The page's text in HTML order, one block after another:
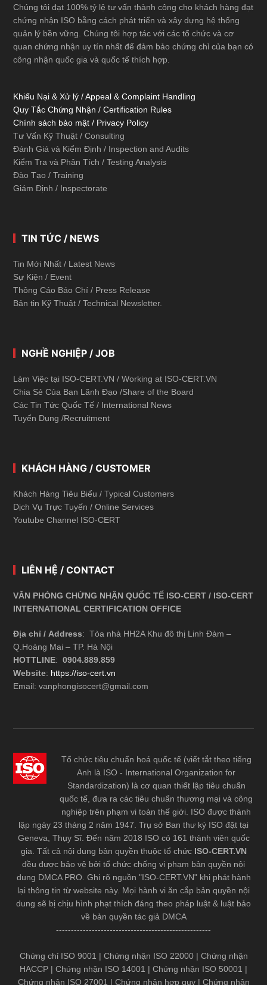
Chúng tôi đạt 100% tỷ lệ tư vấn thành công cho khách hàng đạt
chứng nhận ISO bằng cách phát triển và xây dựng hệ thống
quản lý bền vững. Chúng tôi hợp tác với các tổ chức và cơ
quan chứng nhận uy tín nhất để đảm bảo chứng chỉ của bạn có
công nhận quốc gia và quốc tế thích hợp.
Khiếu Nại & Xử lý / Appeal & Complaint Handling
Quy Tắc Chứng Nhận / Certification Rules
Chính sách bảo mật / Privacy Policy
Tư Vấn Kỹ Thuật / Consulting
Đánh Giá và Kiểm Định / Inspection and Audits
Kiểm Tra và Phân Tích / Testing Analysis
Đào Tạo / Training
Giám Định / Inspectorate
TIN TỨC / NEWS
Tin Mới Nhất / Latest News
Sự Kiện / Event
Thông Cáo Báo Chí / Press Release
Bản tin Kỹ Thuật / Technical Newsletter.
NGHỀ NGHIỆP / JOB
Làm Việc tại ISO-CERT.VN / Working at ISO-CERT.VN
Chia Sẻ Của Ban Lãnh Đạo /Share of the Board
Các Tin Tức Quốc Tế / International News
Tuyển Dụng /Recruitment
KHÁCH HÀNG / CUSTOMER
Khách Hàng Tiêu Biểu / Typical Customers
Dịch Vụ Trực Tuyến / Online Services
Youtube Channel ISO-CERT
LIÊN HỆ / CONTACT
VĂN PHÒNG CHỨNG NHẬN QUỐC TẾ ISO-CERT / ISO-CERT
INTERNATIONAL CERTIFICATION OFFICE
Địa chỉ / Address: Tòa nhà HH2A Khu đô thị Linh Đàm –
Q.Hoàng Mai – TP. Hà Nội
HOTTLINE: 0904.889.859
Website: https://iso-cert.vn
Email: vanphongisocert@gmail.com
Tổ chức tiêu chuẩn hoá quốc tế (viết tắt theo tiếng
Anh là ISO - International Organization for
Standardization) là cơ quan thiết lập tiêu chuẩn
quốc tế, đưa ra các tiêu chuẩn thương mại và công
nghiệp trên phạm vi toàn thế giới. ISO được thành
lập ngày 23 tháng 2 năm 1947. Trụ sở Ban thư ký ISO đặt tại
Geneva, Thụy Sĩ. Đến năm 2018 ISO có 161 thành viên quốc
gia. Tất cả nội dung bản quyền thuộc tổ chức ISO-CERT.VN
đều được bảo vệ bởi tổ chức chống vi phạm bản quyền nội
dung DMCA PRO. Ghi rõ nguồn "ISO-CERT.VN" khi phát hành
lại thông tin từ website này. Mọi hành vi ăn cắp bản quyền nội
dung sẽ bị chịu hình phạt thích đáng theo pháp luật & luật bảo
về bản quyền tác giả DMCA
----------------------------------------------------
Chứng chỉ ISO 9001 | Chứng nhận ISO 22000| Chứng nhận
HACCP | Chứng nhận ISO 14001 | Chứng nhận ISO 50001 |
Chứng nhận ISO 27001 | Chứng nhận hợp quy| Chứng nhận